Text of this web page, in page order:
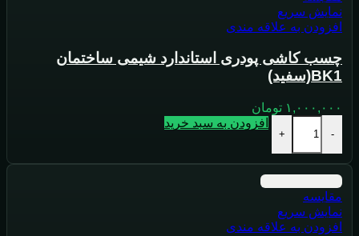
نمایش سریع
افزودن به علاقه مندی
چسب کاشی پودری استاندارد شیمی ساختمان
BK1(سفید)
۱,۰۰۰,۰۰۰ تومان
-
+
افزودن به سبد خرید
مقايسه
نمایش سریع
افزودن به علاقه مندی